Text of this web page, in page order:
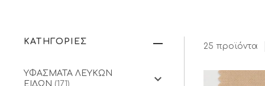
ΚΑΤΗΓΟΡΙΕΣ
ΥΦΑΣΜΑΤΑ ΛΕΥΚΩΝ
ΕΙΔΩΝ (171)
25 προϊόντα